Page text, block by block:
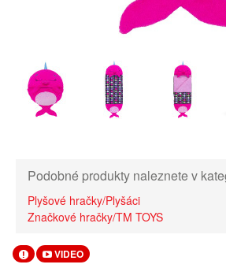
Podobné produkty naleznete v
Plyšové hračky/Plyšáci
Značkové hračky/TM TOYS
VIDEO